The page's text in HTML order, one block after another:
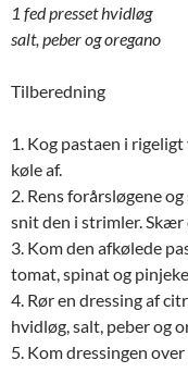
1 fed presset hvidløg
salt, peber og oregano
Tilberedning
1. Kog pastaen i
køle af.
2. Rens forårsløgene
snit den i strimler.
3. Kom den afkølede
tomat, spinat og
4. Rør en dressing af
hvidløg, salt, peber og
5. Kom dressingen